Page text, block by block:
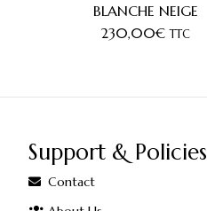
BLANCHE NEIGE
230,00€ TTC
Support & Policies
Contact